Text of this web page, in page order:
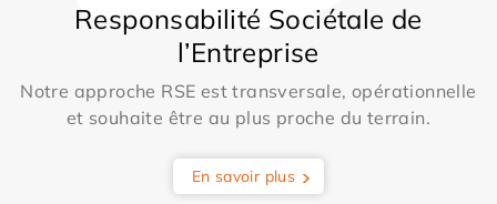
Responsabilité Sociétale de
l’Entreprise
Notre approche RSE est transversale, opérationnelle
et souhaite être au plus proche du terrain.
En savoir plus